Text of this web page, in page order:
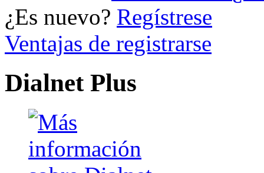
¿Es nuevo? Regístrese
Ventajas de registrarse
Dialnet Plus